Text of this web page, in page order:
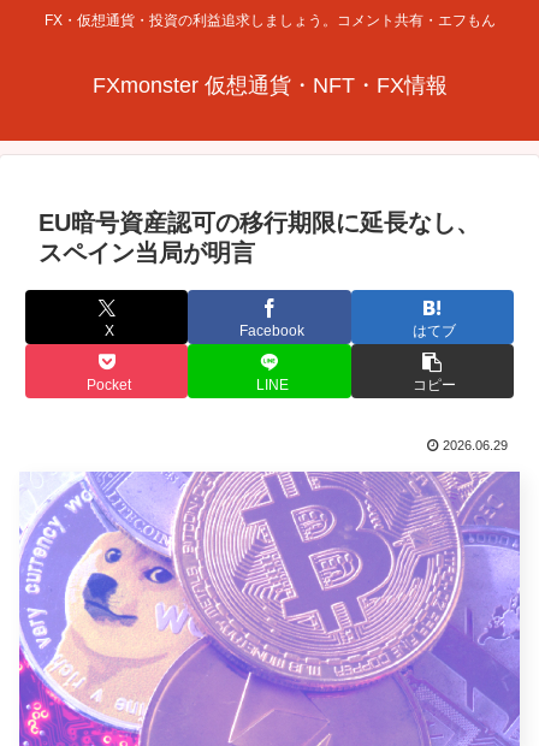
FX・仮想通貨・投資の利益追求しましょう。コメント共有・エフもん
FXmonster 仮想通貨・NFT・FX情報
EU暗号資産認可の移行期限に延長なし、
スペイン当局が明言
X Facebook はてブ
Pocket LINE コピー
2026.06.29